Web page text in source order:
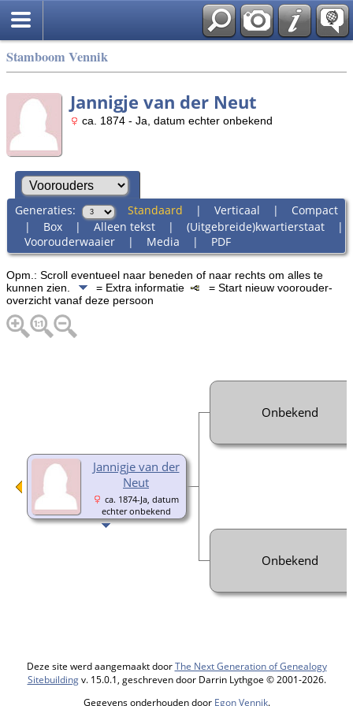
Stamboom Vennik
Jannigje van der Neut
ca. 1874 - Ja, datum echter onbekend
Generaties: Standaard | Verticaal | Compact
| Box| Alleen tekst| (Uitgebreide)kwartierstaat|
Voorouderwaaier| Media | PDF
Opm.: Scroll eventueel naar beneden of naar rechts om alles te
kunnen zien.
= Extra informatie
= Start nieuw voorouder-
overzicht vanaf deze persoon
Jannigje van der
Neut
ca. 1874-Ja, datum
echter onbekend
Onbekend
Onbekend
Deze site werd aangemaakt doorThe Next Generation of Genealogy
Sitebuildingv. 15.0.1, geschreven door Darrin Lythgoe © 2001-2026.
Gegevens onderhouden door Egon Vennik.